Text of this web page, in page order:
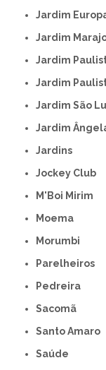
Jardim
Jardim
Jardim
Jardim
Jardim São
Jardim
Jardins
Jockey Club
M'Boi Mirim
Moema
Morumbi
Parelheiros
Pedreira
Sacomã
Santo Amaro
Saúde